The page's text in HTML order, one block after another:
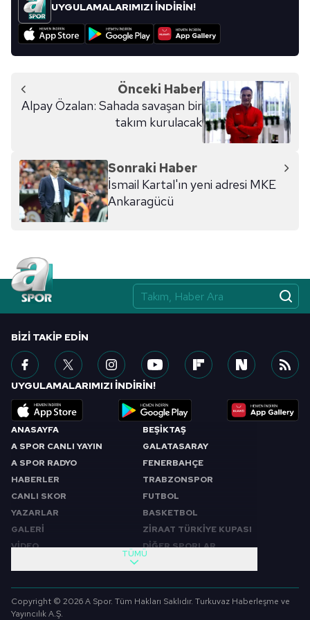
için Ayarlar butonuna tıklayabilir,Çerez Bilgilendirme
Metnimiziziyaret edebilirsiniz.
hazırlanmış Aydınlatma Metnimizi okumak ve sitemizde
ilgili mevzuata uygun olarak kullanılan çerezlerle ilgili bilgi
almak için lütfentıklayınız .
UYGULAMALARIMIZI İNDİRİN!
Önceki Haber
Alpay Özalan: Sahada savaşan bir
takım kurulacak
Sonraki Haber
İsmail Kartal'ın yeni adresi MKE
Ankaragücü
ANASAYFA
A SPOR CANLI YAYIN
A SPOR RADYO
HABERLER
CANLI SKOR
YAZARLAR
GALERİ
VİDEO
BEŞİKTAŞ
GALATASARAY
FENERBAHÇE
TRABZONSPOR
FUTBOL
BASKETBOL
ZİRAAT TÜRKİYE KUPASI
DİĞER SPORLAR
SABAH SPORU
SPOR GÜNDEMİ
FUTBOL
TÜMÜ
BIZI TAKIP EDIN
UYGULAMALARIMIZI İNDİRİN!
Copyright © 2026 A Spor. Tüm Hakları Saklıdır. Turkuvaz Haberleşme ve
Yayıncılık A.Ş.